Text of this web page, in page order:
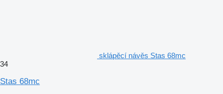
sklápěcí návěs Stas 68mc
34
Stas 68mc